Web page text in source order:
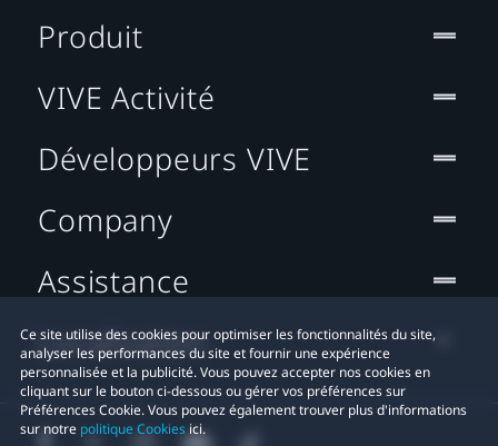
Ce site utilise des cookies pour optimiser les fonctionnalités du site,
analyser les performances du site et fournir une expérience
personnalisée et la publicité. Vous pouvez accepter nos cookies en
cliquant sur le bouton ci-dessous ou gérer vos préférences sur
Préférences Cookie. Vous pouvez également trouver plus d'informations
sur notre politique Cookiesici.
Produit
VIVE Activité
Développeurs VIVE
Company
Assistance
Localisation